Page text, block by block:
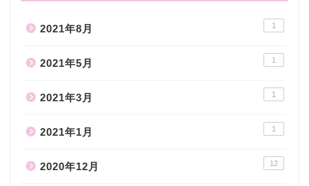
2021年8月 1
2021年5月 1
2021年3月 1
2021年1月 1
2020年12月 12